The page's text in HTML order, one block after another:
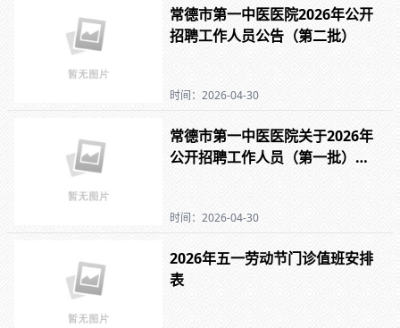
常德市第一中医医院2026年公开
招聘工作人员公告（第二批）
时间：2026-04-30
常德市第一中医医院关于2026年
公开招聘工作人员（第一批）入
时间：2026-04-30
2026年五一劳动节门诊值班安排
表